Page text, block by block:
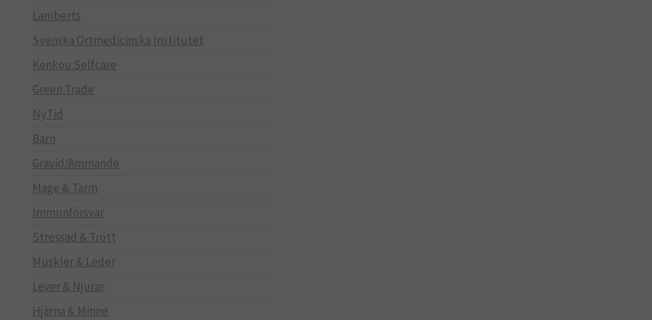
Lamberts
Svenska Örtmedicinska Institutet
Kenkou Selfcare
Green Trade
NyTid
Barn
Gravid/Ammande
Mage & Tarm
Immunförsvar
Stressad & Trött
Muskler & Leder
Lever & Njurar
Hjärna & Minne